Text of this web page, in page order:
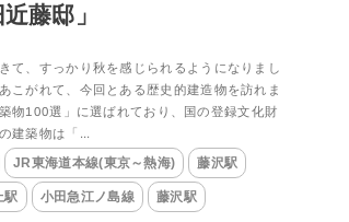
藤邸」
て、すっかり秋を感じられるようになりまし
こがれて、今回とある歴史的建造物を訪れま
物100選」に選ばれており、国の登録文化財
建築物は「...
JR東海道本線(東京～熱海) 藤沢駅
駅 小田急江ノ島線 藤沢駅